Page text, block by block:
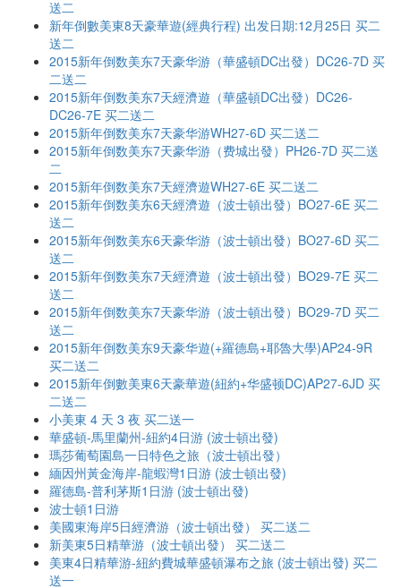
送二
新年倒數美東8天豪華遊(經典行程) 出发日期:12月25日 买二
送二
2015新年倒数美东7天豪华游（華盛頓DC出發）DC26-7D 买
二送二
2015新年倒数美东7天經濟遊（華盛頓DC出發）DC26-
DC26-7E 买二送二
2015新年倒数美东7天豪华游WH27-6D 买二送二
2015新年倒数美东7天豪华游（费城出發）PH26-7D 买二送
二
2015新年倒数美东7天經濟遊WH27-6E 买二送二
2015新年倒数美东6天經濟遊（波士頓出發）BO27-6E 买二
送二
2015新年倒数美东6天豪华游（波士頓出發）BO27-6D 买二
送二
2015新年倒数美东7天經濟遊（波士頓出發）BO29-7E 买二
送二
2015新年倒数美东7天豪华游（波士頓出發）BO29-7D 买二
送二
2015新年倒数美东9天豪华遊(+羅德島+耶魯大學)AP24-9R
买二送二
2015新年倒數美東6天豪華遊(紐約+华盛顿DC)AP27-6JD 买
二送二
小美東 4 天 3 夜 买二送一
華盛頓-馬里蘭州-紐約4日游 (波士頓出發)
瑪莎葡萄園島一日特色之旅（波士頓出發）
緬因州黃金海岸-龍蝦灣1日游 (波士頓出發)
羅德島-普利茅斯1日游 (波士頓出發)
波士頓1日游
美國東海岸5日經濟游（波士頓出發） 买二送二
新美東5日精華游（波士頓出發） 买二送二
美東4日精華游-紐約費城華盛頓瀑布之旅 (波士頓出發) 买二
送一